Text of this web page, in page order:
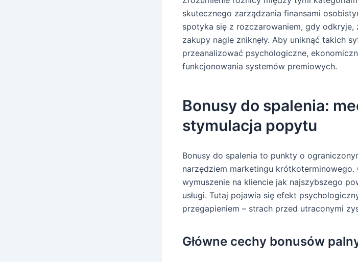
skutecznego zarządzania finansami
spotyka się z rozczarowaniem, gdy
zakupy nagle zniknęły. Aby uniknąć takich
przeanalizować psychologiczne,
funkcjonowania systemów premiowych.
Bonusy do spalenia:
stymulacja popytu
Bonusy do spalenia to punkty o
narzędziem marketingu krótkoterminowego.
wymuszenie na kliencie jak najszybszego
usługi. Tutaj pojawia się efekt
przegapieniem – strach przed utraconymi
Główne cechy bonusów